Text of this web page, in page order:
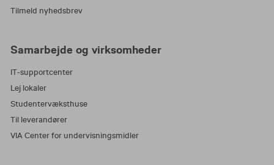
Tilmeld nyhedsbrev
Samarbejde og virksomheder
IT-supportcenter
Lej lokaler
Studentervæksthuse
Til leverandører
VIA Center for undervisningsmidler